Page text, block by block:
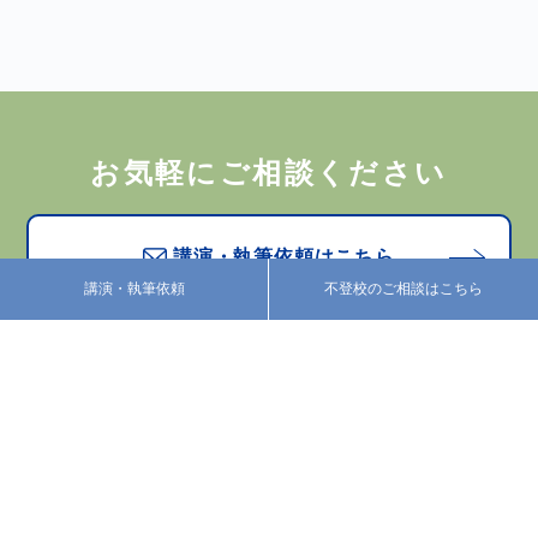
講演・執筆依頼 不登校のご相談はこちら
お気軽にご相談ください
講演・執筆依頼はこちら